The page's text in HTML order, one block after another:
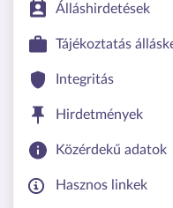
Álláshirdetések
Tájékoztatás
Integritás
Hirdetmények
Közérdekű adatok
Hasznos linkek